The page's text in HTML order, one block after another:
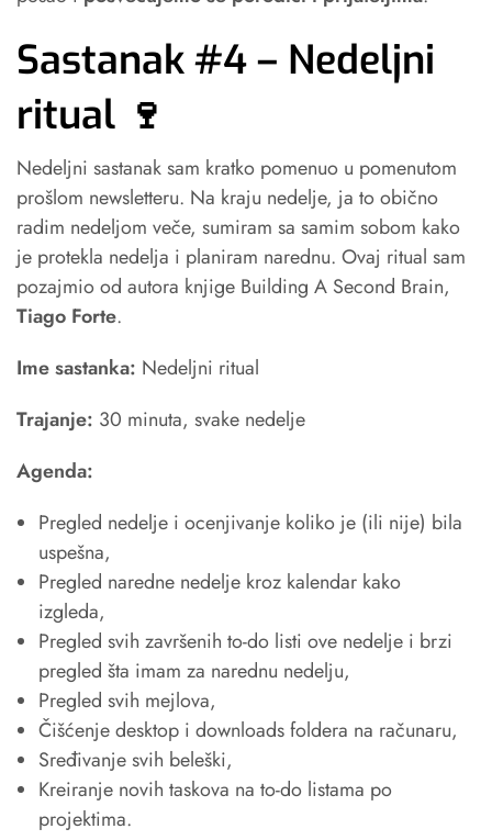
Sastanak #4 – Nedeljni
ritual 🍷
Nedeljni sastanak sam kratko pomenuo u pomenutom
prošlom newsletteru. Na kraju nedelje, ja to obično
radim nedeljom veče, sumiram sa samim sobom kako
je protekla nedelja i planiram narednu. Ovaj ritual sam
pozajmio od autora knjige Building A Second Brain,
Tiago Forte.
Ime sastanka: Nedeljni ritual
Trajanje: 30 minuta, svake nedelje
Agenda:
Pregled nedelje i ocenjivanje koliko je (ili nije) bila
uspešna,
Pregled naredne nedelje kroz kalendar kako
izgleda,
Pregled svih završenih to-do listi ove nedelje i brzi
pregled šta imam za narednu nedelju,
Pregled svih mejlova,
Čišćenje desktop i downloads foldera na računaru,
Sređivanje svih beleški,
Kreiranje novih taskova na to-do listama po
projektima.